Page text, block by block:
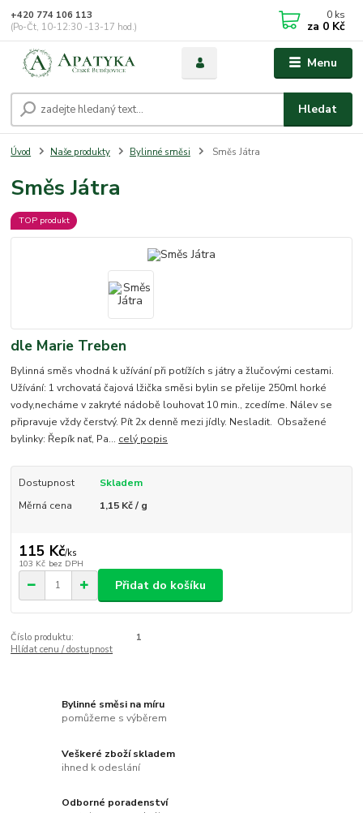
Menu
Hledat
+420 774 106 113
(Po-Čt, 10-12:30 -13-17 hod.)
0 ks
za 0 Kč
Úvod Naše produkty Bylinné směsi Směs Játra
Směs Játra
TOP produkt
dle Marie Treben
Bylinná směs vhodná k užívání při potížích s játry a žlučovými cestami.
Užívání: 1 vrchovatá čajová lžička směsi bylin se přelije 250ml horké
vody,necháme v zakryté nádobě louhovat 10 min., zcedíme. Nálev se
připravuje vždy čerstvý. Pít 2x denně mezi jídly. Nesladit. Obsažené
bylinky: Řepík nať, Pa... celý popis
Dostupnost
Skladem
Měrná cena
1,15 Kč / g
115 Kč/ks
103 Kč bez DPH
Přidat do košíku
Číslo produktu:
1
Hlídat cenu / dostupnost
Bylinné směsi na míru
pomůžeme s výběrem
Veškeré zboží skladem
ihned k odeslání
Odborné poradenství